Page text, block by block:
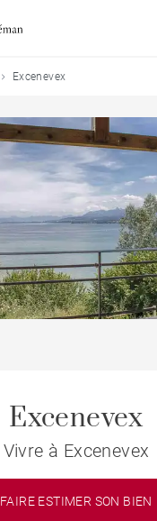
Excenevex
Excenevex
Vivre à Excenevex
FAIRE ESTIMER SON BIEN